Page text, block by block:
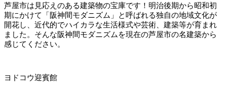
芦屋市は見応えのある建築物の宝庫です！明治後期から昭和初
期にかけて「阪神間モダニズム」と呼ばれる独自の地域文化が
開花し、近代的でハイカラな生活様式や芸術、建築等が育まれ
ました。そんな阪神間モダニズムを現在の芦屋市の名建築から
感じてください。
ヨドコウ迎賓館